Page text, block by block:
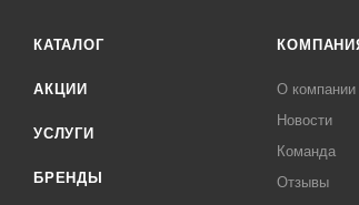
КАТАЛОГ
АКЦИИ
УСЛУГИ
БРЕНДЫ
О компании
Новости
Команда
Отзывы